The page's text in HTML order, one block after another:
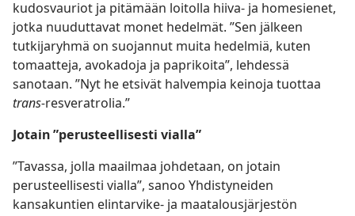
kudosvauriot ja pitämään loitolla hiiva- ja homesienet,
jotka nuuduttavat monet hedelmät. ”Sen jälkeen
tutkijaryhmä on suojannut muita hedelmiä, kuten
tomaatteja, avokadoja ja paprikoita”, lehdessä
sanotaan. ”Nyt he etsivät halvempia keinoja tuottaa
trans-resveratrolia.”
Jotain ”perusteellisesti vialla”
”Tavassa, jolla maailmaa johdetaan, on jotain
perusteellisesti vialla”, sanoo Yhdistyneiden
kansakuntien elintarvike- ja maatalousjärjestön